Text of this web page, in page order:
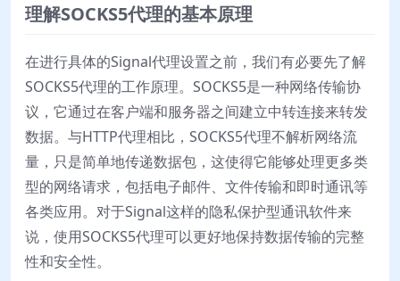
理解SOCKS5代理的基本原理
在进行具体的Signal代理设置之前，我们有必要先了解
SOCKS5代理的工作原理。SOCKS5是一种网络传输协
议，它通过在客户端和服务器之间建立中转连接来转发
数据。与HTTP代理相比，SOCKS5代理不解析网络流
量，只是简单地传递数据包，这使得它能够处理更多类
型的网络请求，包括电子邮件、文件传输和即时通讯等
各类应用。对于Signal这样的隐私保护型通讯软件来
说，使用SOCKS5代理可以更好地保持数据传输的完整
性和安全性。